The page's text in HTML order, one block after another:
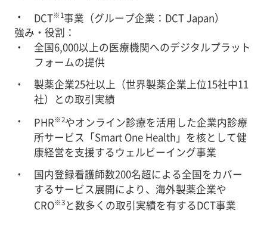
DCT※1事業（グループ企業：DCT Japan）
強み・役割：
全国6,000以上の医療機関へのデジタルプラット
フォームの提供
製薬企業25社以上（世界製薬企業上位15社中11
社）との取引実績
PHR※2やオンライン診療を活用した企業内診療
所サービス「Smart One Health」を核として健
康経営を支援するウェルビーイング事業
国内登録看護師数200名超による全国をカバー
するサービス展開により、海外製薬企業や
CRO※3と数多くの取引実績を有するDCT事業